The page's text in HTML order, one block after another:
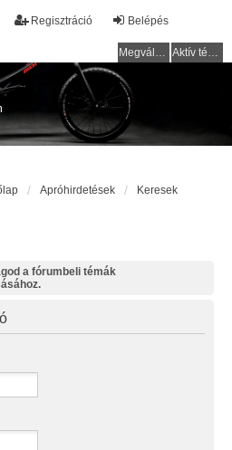
Belépés
Regisztráció
Megválaszolatlan témák Aktív témák
Apróhirdetések Keresek
a fórumbeli témák